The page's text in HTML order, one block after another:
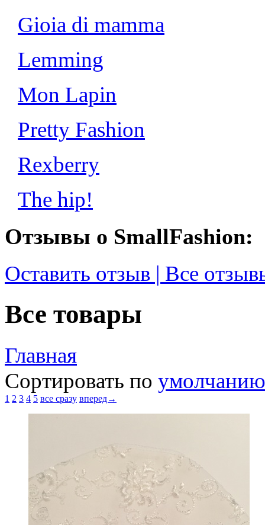
Gioia di mamma
Lemming
Mon Lapin
Pretty Fashion
Rexberry
The hip!
Отзывы о SmallFashion:
Оставить отзыв | Все
Все товары
Главная
Сортировать по умолчанию
1 2 3 4 5 все сразу вперед→